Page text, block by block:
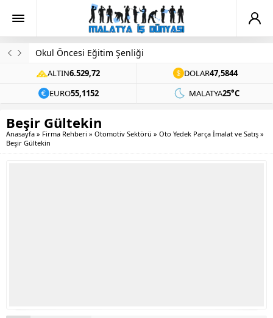
Okul Öncesi Eğitim Şenliği
ALTIN6.529,72 DOLAR47,5844
EURO55,1152 MALATYA25°C
Beşir Gültekin
Anasayfa » Firma Rehberi » Otomotiv Sektörü » Oto Yedek Parça İmalat ve Satış »
Beşir Gültekin